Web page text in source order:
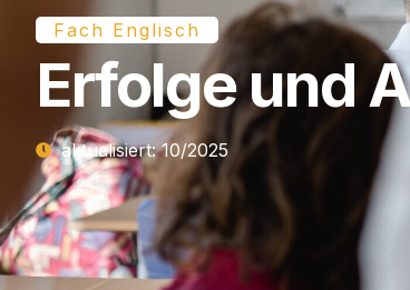
Fach Englisch
Erfolge und
aktua­li­siert: 10/​2025